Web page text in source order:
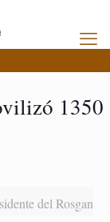
1350
del Rosgan